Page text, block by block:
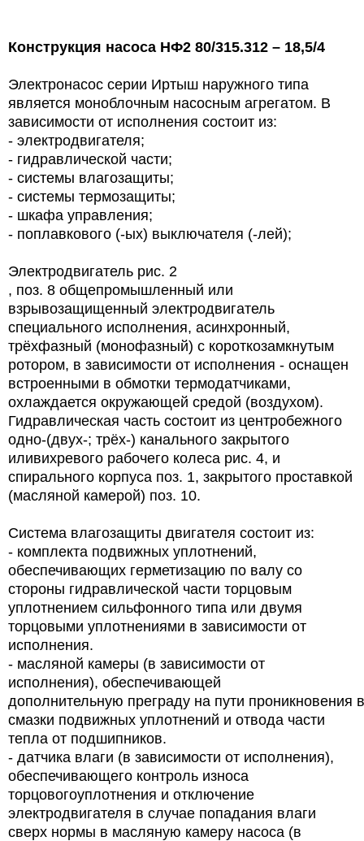
Конструкция насоса НФ2 80/315.312 – 18,5/4
Электронасос серии Иртыш наружного типа
является моноблочным насосным агрегатом. В
зависимости от исполнения состоит из:
- электродвигателя;
- гидравлической части;
- системы влагозащиты;
- системы термозащиты;
- шкафа управления;
- поплавкового (-ых) выключателя (-лей);
Электродвигатель рис. 2
, поз. 8 общепромышленный или
взрывозащищенный электродвигатель
специального исполнения, асинхронный,
трёхфазный (монофазный) с короткозамкнутым
ротором, в зависимости от исполнения - оснащен
встроенными в обмотки термодатчиками,
охлаждается окружающей средой (воздухом).
Гидравлическая часть состоит из центробежного
одно-(двух-; трёх-) канального закрытого
иливихревого рабочего колеса рис. 4, и
спирального корпуса поз. 1, закрытого проставкой
(масляной камерой) поз. 10.
Система влагозащиты двигателя состоит из:
- комплекта подвижных уплотнений,
обеспечивающих герметизацию по валу со
стороны гидравлической части торцовым
уплотнением сильфонного типа или двумя
торцовыми уплотнениями в зависимости от
исполнения.
- масляной камеры (в зависимости от
исполнения), обеспечивающей
дополнительную преграду на пути проникновения
смазки подвижных уплотнений и отвода части
тепла от подшипников.
- датчика влаги (в зависимости от исполнения),
обеспечивающего контроль износа
торцовогоуплотнения и отключение
электродвигателя в случае попадания влаги
сверх нормы в масляную камеру насоса (в